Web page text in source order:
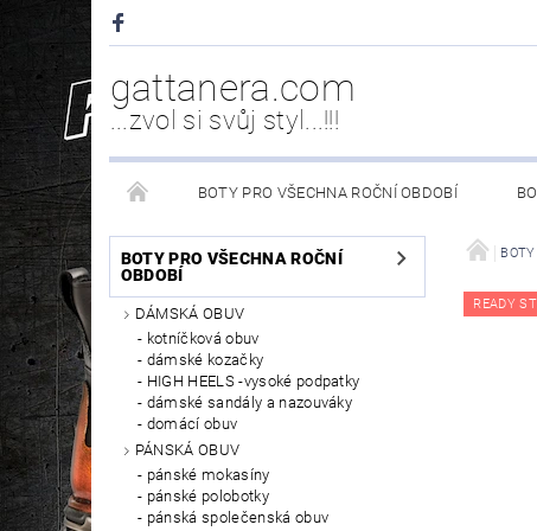
gattanera.com
...zvol si svůj styl...!!!
BOTY PRO VŠECHNA ROČNÍ OBDOBÍ
NEW ROCK DOPLŇKY/NÁHRADNÍ DÍLY
PÉČE O OBUV
BOTY PRO VŠECHNA ROČNÍ
OBDOBÍ
DÁMSKÁ OBUV
kotníčková obuv
dámské kozačky
HIGH HEELS -vysoké podpatky
dámské sandály a nazouváky
domácí obuv
PÁNSKÁ OBUV
pánské mokasíny
pánské polobotky
pánská společenská obuv
READY